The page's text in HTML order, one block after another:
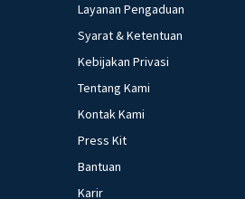
Layanan Pengaduan
Syarat & Ketentuan
Kebijakan Privasi
Tentang Kami
Kontak Kami
Press Kit
Bantuan
Karir